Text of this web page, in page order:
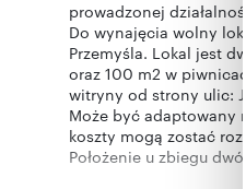
prowadzonej
Do wynajęcia wolny
Przemyśla. Lokal jest
oraz 100 m2 w
witryny od strony ulic:
Może być adaptowany
koszty mogą zostać
Położenie u zbiegu
w lokalu działalności